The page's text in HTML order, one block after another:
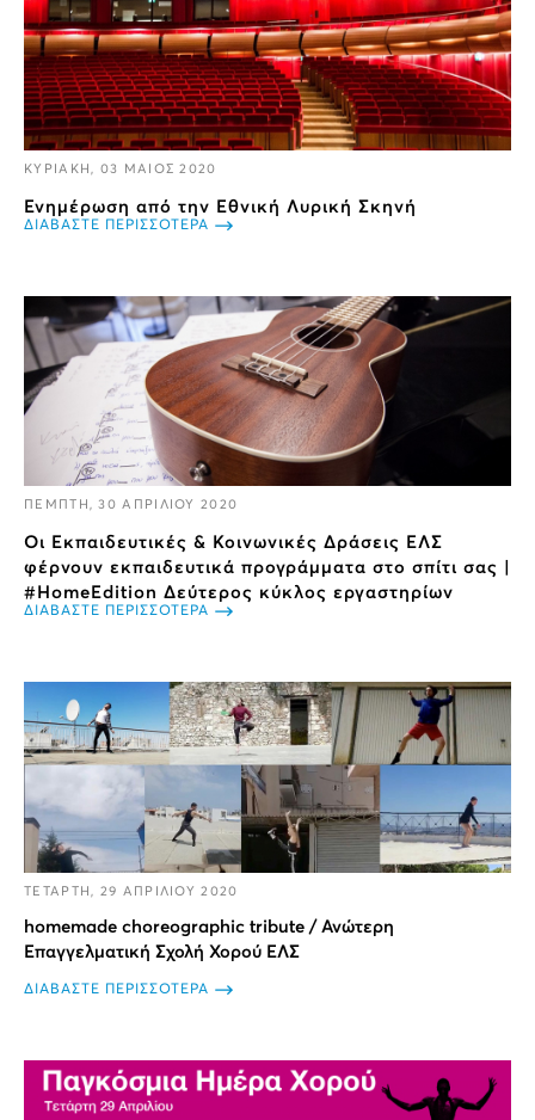
ΚΥΡΙΑΚΗ, 03 ΜΑΙΟΣ 2020
Ενημέρωση από την Εθνική Λυρική Σκηνή
ΔΙΑΒΑΣΤΕ ΠΕΡΙΣΣΟΤΕΡΑ
ΠΕΜΠΤΗ, 30 ΑΠΡΙΛΙΟΥ 2020
Οι Εκπαιδευτικές & Κοινωνικές Δράσεις ΕΛΣ
φέρνουν εκπαιδευτικά προγράμματα στο σπίτι σας |
#HomeEdition Δεύτερος κύκλος εργαστηρίων
ΔΙΑΒΑΣΤΕ ΠΕΡΙΣΣΟΤΕΡΑ
ΤΕΤΑΡΤΗ, 29 ΑΠΡΙΛΙΟΥ 2020
homemade choreographic tribute / Ανώτερη
Επαγγελματική Σχολή Χορού ΕΛΣ
ΔΙΑΒΑΣΤΕ ΠΕΡΙΣΣΟΤΕΡΑ